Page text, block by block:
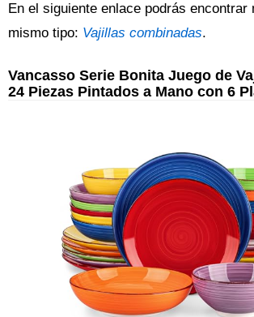
En el siguiente enlace podrás encontrar
mismo tipo: Vajillas combinadas.
Vancasso Serie Bonita Juego de
24 Piezas Pintados a Mano con 6